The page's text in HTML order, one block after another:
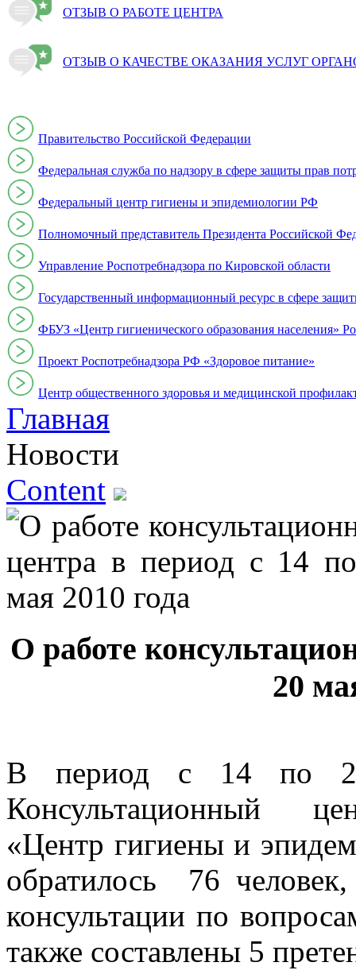
ОТЗЫВ О РАБОТЕ ЦЕНТРА
ОТЗЫВ О КАЧЕСТВЕ ОКАЗАНИЯ УСЛУГ
Правительство Российской Федерации
Федеральная служба по надзору в сфере защиты прав
Федеральный центр гигиены и эпидемиологии РФ
Полномочный представитель Президента Российской
Управление Роспотребнадзора по Кировской области
Государственный информационный ресурс в сфере
ФБУЗ «Центр гигиенического образования населения»
Проект Роспотребнадзора РФ «Здоровое питание»
Центр общественного здоровья и медицинской
Главная
Новости
Content
О работе
20
В период с 14
Консультационный
«Центр гигиены и
обратилось 76
консультации по
также составлены 5